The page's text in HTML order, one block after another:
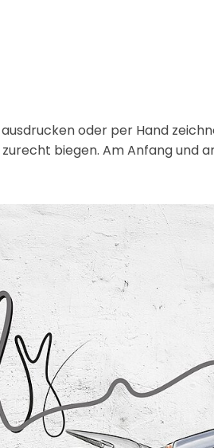
oder per Hand
biegen. Am Anfang und